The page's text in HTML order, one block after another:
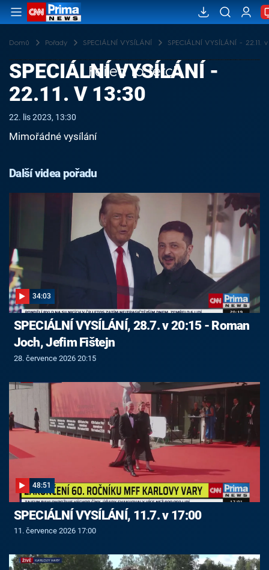
Domů Pořady SPECIÁLNÍ VYSÍLÁNÍ SPECIÁLNÍ VYSÍLÁNÍ - 22.11. v
Failed to fetch
SPECIÁLNÍ VYSÍLÁNÍ -
22.11. V 13:30
22. lis 2023, 13:30
Mimořádné vysílání
Další videa pořadu
34:03
SPECIÁLNÍ VYSÍLÁNÍ, 28.7. v 20:15 - Roman
Joch, Jefim Fištejn
28. července 2026 20:15
48:51
SPECIÁLNÍ VYSÍLÁNÍ, 11.7. v 17:00
11. července 2026 17:00